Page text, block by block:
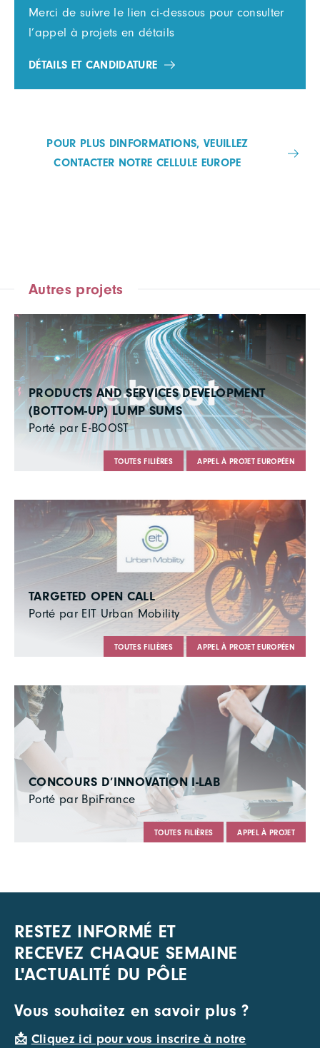
Merci de suivre le lien ci-dessous pour consulter
l’appel à projets en détails
DÉTAILS ET CANDIDATURE
POUR PLUS DINFORMATIONS, VEUILLEZ
CONTACTER NOTRE CELLULE EUROPE
Autres projets
PRODUCTS AND SERVICES DEVELOPMENT
(BOTTOM-UP) LUMP SUMS
Porté par E-BOOST
TOUTES FILIÈRES APPEL À PROJET EUROPÉEN
TARGETED OPEN CALL
Porté par EIT Urban Mobility
TOUTES FILIÈRES APPEL À PROJET EUROPÉEN
CONCOURS D’INNOVATION I-LAB
Porté par BpiFrance
TOUTES FILIÈRES APPEL À PROJET
RESTEZ INFORMÉ ET
RECEVEZ CHAQUE SEMAINE
L'ACTUALITÉ DU PÔLE
Vous souhaitez en savoir plus ?
📩 Cliquez ici pour vous inscrire à notre